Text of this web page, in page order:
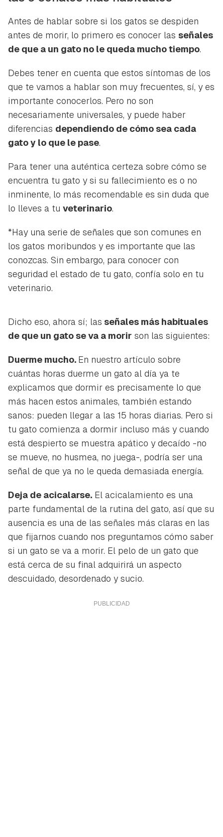
Antes de hablar sobre si los gatos se despiden
antes de morir, lo primero es conocer las señales
de que a un gato no le queda mucho tiempo.
Debes tener en cuenta que estos síntomas de los
que te vamos a hablar son muy frecuentes, sí, y es
importante conocerlos. Pero no son
necesariamente universales, y puede haber
diferencias dependiendo de cómo sea cada
gato y lo que le pase.
Para tener una auténtica certeza sobre cómo se
encuentra tu gato y si su fallecimiento es o no
inminente, lo más recomendable es sin duda que
lo lleves a tu veterinario.
*Hay una serie de señales que son comunes en
los gatos moribundos y es importante que las
conozcas. Sin embargo, para conocer con
seguridad el estado de tu gato, confía solo en tu
veterinario.
Dicho eso, ahora sí; las señales más habituales
de que un gato se va a morir son las siguientes:
Duerme mucho. En nuestro artículo sobre
cuántas horas duerme un gato al día ya te
explicamos que dormir es precisamente lo que
más hacen estos animales, también estando
sanos: pueden llegar a las 15 horas diarias. Pero si
tu gato comienza a dormir incluso más y cuando
está despierto se muestra apático y decaído -no
se mueve, no husmea, no juega-, podría ser una
señal de que ya no le queda demasiada energía.
Deja de acicalarse. El acicalamiento es una
parte fundamental de la rutina del gato, así que su
ausencia es una de las señales más claras en las
que fijarnos cuando nos preguntamos cómo saber
si un gato se va a morir. El pelo de un gato que
está cerca de su final adquirirá un aspecto
descuidado, desordenado y sucio.